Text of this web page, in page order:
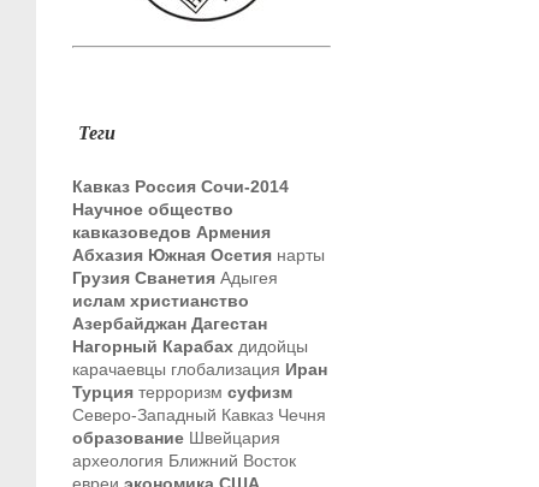
Теги
Кавказ Россия Сочи-2014
Научное общество
кавказоведов Армения
Абхазия Южная Осетия нарты
Грузия Сванетия Адыгея
ислам христианство
Азербайджан Дагестан
Нагорный Карабах дидойцы
карачаевцы глобализация Иран
Турция терроризм суфизм
Северо-Западный Кавказ Чечня
образование Швейцария
археология Ближний Восток